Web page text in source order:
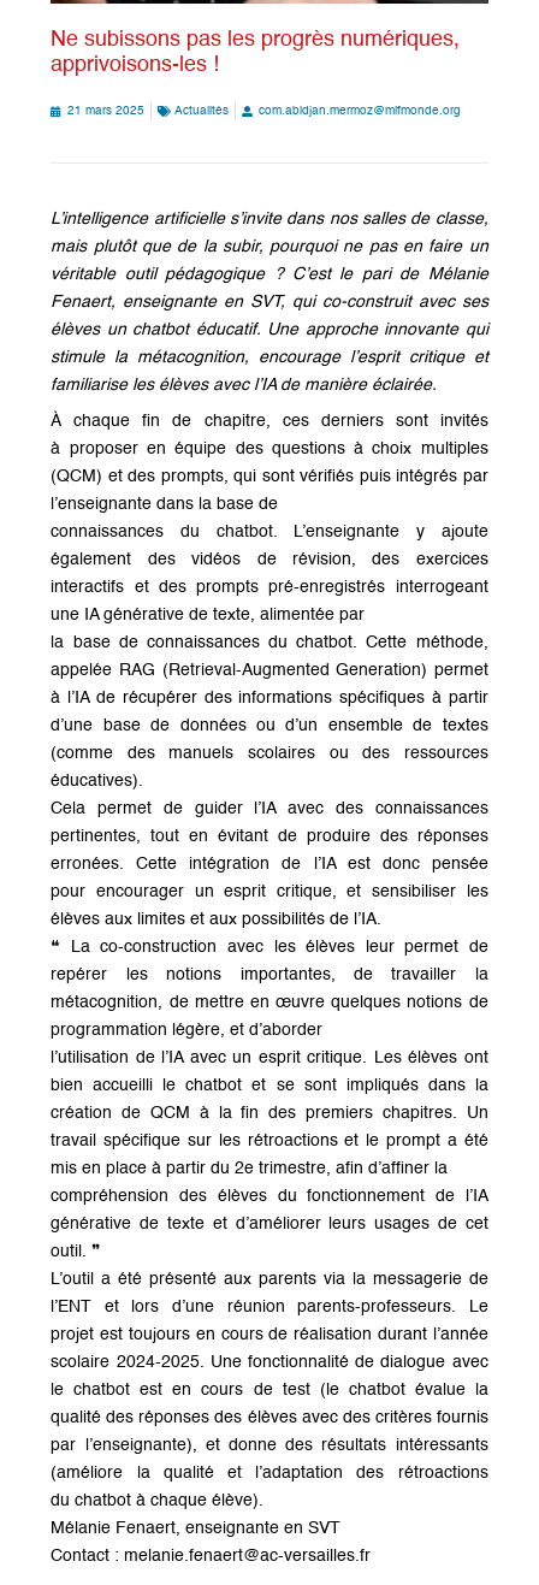
Ne subissons pas les progrès numériques,
apprivoisons-les !
21 mars 2025 Actualités com.abidjan.mermoz@mlfmonde.org
L’intelligence artificielle s’invite dans nos salles de classe,
mais plutôt que de la subir, pourquoi ne pas en faire un
véritable outil pédagogique ? C’est le pari de Mélanie
Fenaert, enseignante en SVT, qui co-construit avec ses
élèves un chatbot éducatif. Une approche innovante qui
stimule la métacognition, encourage l’esprit critique et
familiarise les élèves avec l’IA de manière éclairée.
À chaque fin de chapitre, ces derniers sont invités
à proposer en équipe des questions à choix multiples
(QCM) et des prompts, qui sont vérifiés puis intégrés par
l’enseignante dans la base de
connaissances du chatbot. L’enseignante y ajoute
également des vidéos de révision, des exercices
interactifs et des prompts pré-enregistrés interrogeant
une IA générative de texte, alimentée par
la base de connaissances du chatbot. Cette méthode,
appelée RAG (Retrieval-Augmented Generation) permet
à l’IA de récupérer des informations spécifiques à partir
d’une base de données ou d’un ensemble de textes
(comme des manuels scolaires ou des ressources
éducatives).
Cela permet de guider l’IA avec des connaissances
pertinentes, tout en évitant de produire des réponses
erronées. Cette intégration de l’IA est donc pensée
pour encourager un esprit critique, et sensibiliser les
élèves aux limites et aux possibilités de l’IA.
❝ La co-construction avec les élèves leur permet de
repérer les notions importantes, de travailler la
métacognition, de mettre en œuvre quelques notions de
programmation légère, et d’aborder
l’utilisation de l’IA avec un esprit critique. Les élèves ont
bien accueilli le chatbot et se sont impliqués dans la
création de QCM à la fin des premiers chapitres. Un
travail spécifique sur les rétroactions et le prompt a été
mis en place à partir du 2e trimestre, afin d’affiner la
compréhension des élèves du fonctionnement de l’IA
générative de texte et d’améliorer leurs usages de cet
outil. ❞
L’outil a été présenté aux parents via la messagerie de
l’ENT et lors d’une réunion parents-professeurs. Le
projet est toujours en cours de réalisation durant l’année
scolaire 2024-2025. Une fonctionnalité de dialogue avec
le chatbot est en cours de test (le chatbot évalue la
qualité des réponses des élèves avec des critères fournis
par l’enseignante), et donne des résultats intéressants
(améliore la qualité et l’adaptation des rétroactions
du chatbot à chaque élève).
Mélanie Fenaert, enseignante en SVT
Contact : melanie.fenaert@ac-versailles.fr